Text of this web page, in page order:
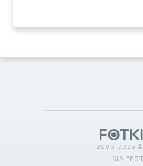
2000-2026
SIA